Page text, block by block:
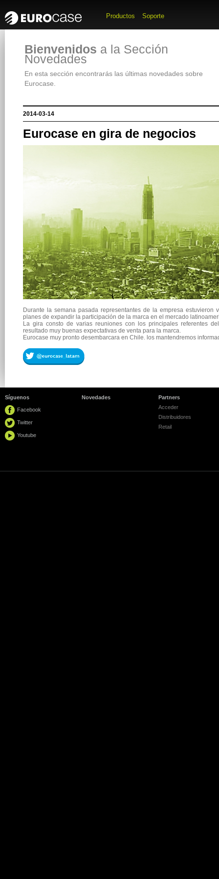
Productos Soporte
Bienvenidos a la Sección
Novedades
En esta sección encontrarás las últimas novedades sobre
Eurocase.
2014-03-14
Eurocase en gira de negocios
Durante la semana pasada representantes de la empresa
planes de expandir la participación de la marca en el mercado
La gira consto de varias reuniones con los principales referentes
resultado muy buenas expectativas de venta para la marca.
Eurocase muy pronto desembarcara en Chile. los mantendremos
Síguenos
Facebook
Twitter
Youtube
Novedades
Partners
Acceder
Distribuidores
Retail